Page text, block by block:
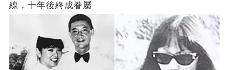
線，十年後終成眷屬